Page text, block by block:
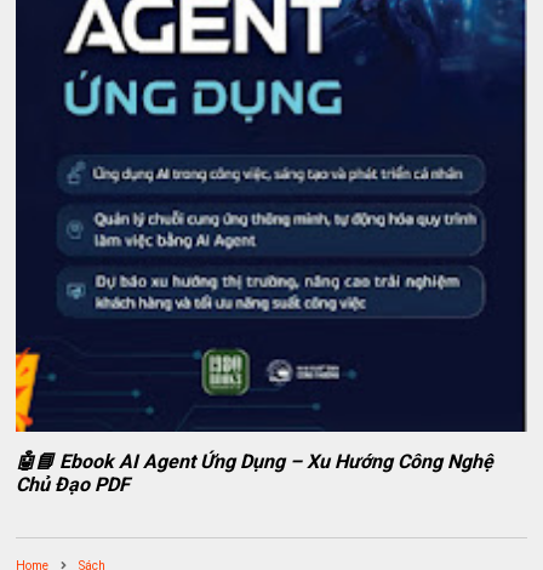
🤖📘 Ebook AI Agent Ứng Dụng – Xu Hướng Công Nghệ
Chủ Đạo PDF
Home Sách